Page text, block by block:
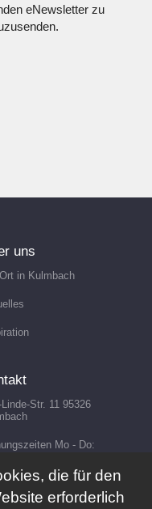
die für den
erforderlich
eNewsletter zu
uns
in Kulmbach
Str. 11 95326
Mo - Do:
Uhr